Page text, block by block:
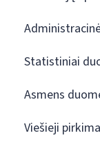
Statistiniai
Asmens
Viešieji